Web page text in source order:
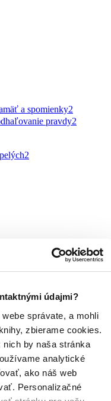
údajmi?
správate, a mohli
zbierame cookies.
nich by naša stránka
analytické
ako náš web
Personalizačné
a spomienky2
pravdy2
2
1
PDF 1